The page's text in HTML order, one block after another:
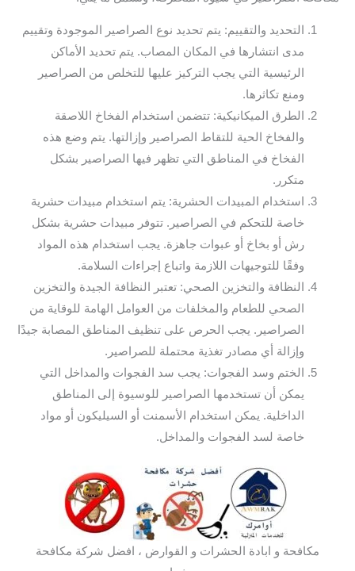
التحديد والتقييم: يتم تحديد نوع الصراصير الموجودة وتقييم
مدى انتشارها في المكان المصاب. يتم تحديد الأماكن
الرئيسية التي يجب التركيز عليها للتخلص من الصراصير
ومنع تكاثرها.
الطرق الميكانيكية: تتضمن استخدام الفخاخ اللاصقة
والفخاخ الحية للتقاط الصراصير وإزالتها. يتم وضع هذه
الفخاخ في المناطق التي تظهر فيها الصراصير بشكل
متكرر.
استخدام المبيدات الحشرية: يتم استخدام مبيدات حشرية
خاصة للتحكم في الصراصير. تتوفر مبيدات حشرية بشكل
رش أو بخاخ أو عبوات جاهزة. يجب استخدام هذه المواد
وفقًا للتوجيهات اللازمة واتباع إجراءات السلامة.
النظافة والتخزين الصحي: تعتبر النظافة الجيدة والتخزين
الصحي للطعام والمخلفات من العوامل الهامة للوقاية من
الصراصير. يجب الحرص على تنظيف المناطق المصابة جيدًا
وإزالة أي مصادر تغذية محتملة للصراصير.
الختم وسد الفجوات: يجب سد الفجوات والمداخل التي
يمكن أن تستخدمها الصراصير للوسيوة إلى المناطق
الداخلية. يمكن استخدام الأسمنت أو السيليكون أو مواد
خاصة لسد الفجوات والمداخل.
مكافحة و ابادة الحشرات و القوارض ، افضل شركة مكافحة